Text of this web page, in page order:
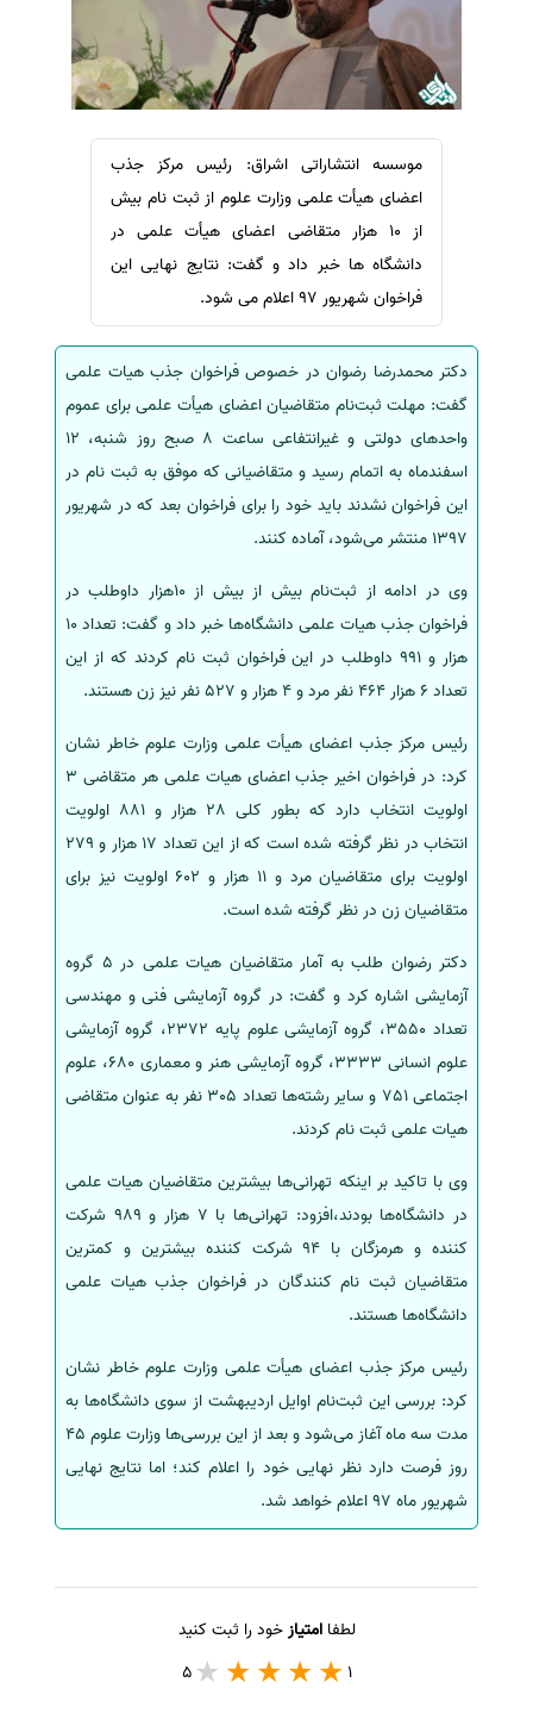
ترجمه عربی به فارسی
مشاهده همه زبان ها
سفارش ویرایش
سفارش پارافریز
سفارش فرمت‌بندی
سفارش کاهش کمیت
سفارش معرفی مجله
سفارش معرفی مقاله
سفارش معرفی کتاب
سفارش چکیده مبسوط
سفارش گویندگی
سفارش تولید محتوا
سفارش ترجمه همزمان
سفارش چکیده گرافیکی
سفارش تهیه کاورلتر
موسسه انتشاراتی اشراق: رئیس مرکز جذب
اعضای هیأت علمی وزارت علوم از ثبت نام بیش
از 10 هزار متقاضی اعضای هیأت علمی در
دانشگاه ها خبر داد و گفت: نتایج نهایی این
فراخوان شهریور 97 اعلام می شود.
دکتر محمدرضا رضوان در خصوص فراخوان جذب هیات علمی
گفت: مهلت ثبت‌نام متقاضیان اعضای هیأت علمی برای عموم
واحدهای دولتی و غیرانتفاعی ساعت 8 صبح روز شنبه، 12
اسفندماه به اتمام رسید و متقاضیانی که موفق به ثبت نام در
این فراخوان نشدند باید خود را برای فراخوان بعد که در شهریور
1397 منتشر می‌شود، آماده کنند.
وی در ادامه از ثبت‌نام بیش از بیش از 10هزار داوطلب در
فراخوان جذب هیات علمی دانشگاه‌ها خبر داد و گفت: تعداد 10
هزار و 991 داوطلب در این فراخوان ثبت نام کردند که از این
تعداد 6 هزار 464 نفر مرد و 4 هزار و 527 نفر نیز زن هستند.
رئیس مرکز جذب اعضای هیأت علمی وزارت علوم خاطر نشان
کرد: در فراخوان اخیر جذب اعضای هیات علمی هر متقاضی 3
اولویت انتخاب دارد که بطور کلی 28 هزار و 881 اولویت
انتخاب در نظر گرفته شده است که از این تعداد 17 هزار و 279
اولویت برای متقاضیان مرد و 11 هزار و 602 اولویت نیز برای
متقاضیان زن در نظر گرفته شده است.
دکتر رضوان طلب به آمار متقاضیان هیات علمی در 5 گروه
آزمایشی اشاره کرد و گفت: در گروه آزمایشی فنی و مهندسی
تعداد 3550،‌ گروه آزمایشی علوم پایه 2372،‌ گروه آزمایشی
علوم انسانی 3333،‌ گروه آزمایشی هنر و معماری 680، علوم
اجتماعی 751 و سایر رشته‌ها تعداد 305 نفر به عنوان متقاضی
هیات علمی ثبت نام کردند.
وی با تاکید بر اینکه تهرانی‌ها بیشترین متقاضیان هیات علمی
در دانشگاه‌ها بودند،‌افزود: تهرانی‌ها با 7 هزار و 989 شرکت
کننده و هرمزگان با 94 شرکت کننده بیشترین و کمترین
متقاضیان ثبت نام کنندگان در فراخوان جذب هیات علمی
دانشگاه‌ها هستند.
رئیس مرکز جذب اعضای هیأت علمی وزارت علوم خاطر نشان
کرد: بررسی این ثبت‌نام اوایل اردیبهشت از سوی دانشگاه‌ها به
مدت سه ماه آغاز می‌شود و بعد از این بررسی‌ها وزارت علوم 45
روز فرصت دارد نظر نهایی خود را اعلام کند؛ اما نتایج نهایی
شهریور ماه 97 اعلام خواهد شد.
لطفاامتیازخود را ثبت کنید
1
5